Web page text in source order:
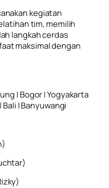
kegiatan
tim, memilih
langkah cerdas
maksimal dengan
| Bogor | Yogyakarta
Bali | Banyuwangi